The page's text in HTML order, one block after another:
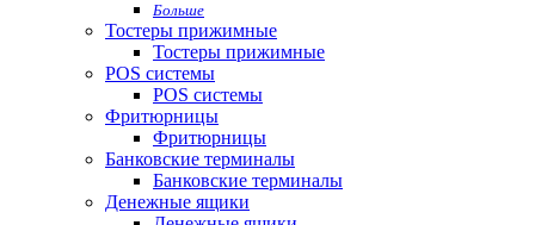
Больше
Тостеры прижимные
Тостеры прижимные
POS системы
POS системы
Фритюрницы
Фритюрницы
Банковские терминалы
Банковские терминалы
Денежные ящики